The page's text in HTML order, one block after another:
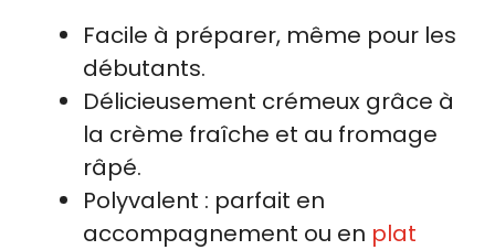
Facile à préparer, même pour les
débutants.
Délicieusement crémeux grâce à
la crème fraîche et au fromage
râpé.
Polyvalent : parfait en
accompagnement ou en plat